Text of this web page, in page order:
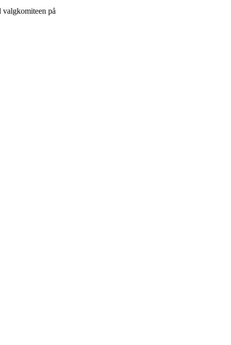
valgkomiteen på